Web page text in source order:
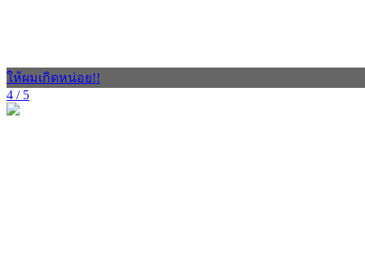
ให้ผมเกิดหน่อย!!
4 / 5